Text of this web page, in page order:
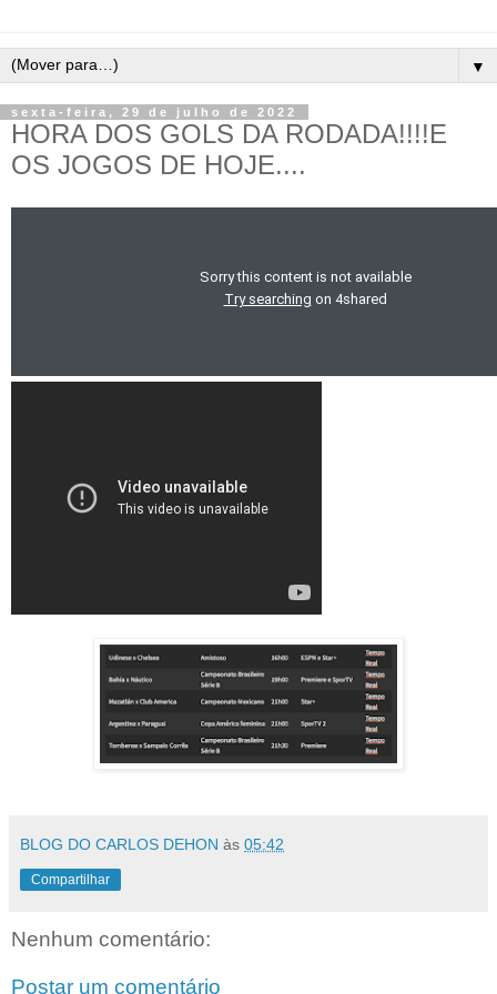
▼
sexta-feira, 29 de julho de 2022
HORA DOS GOLS DA RODADA!!!!E
OS JOGOS DE HOJE....
BLOG DO CARLOS DEHON às 05:42
Compartilhar
Nenhum comentário:
Postar um comentário